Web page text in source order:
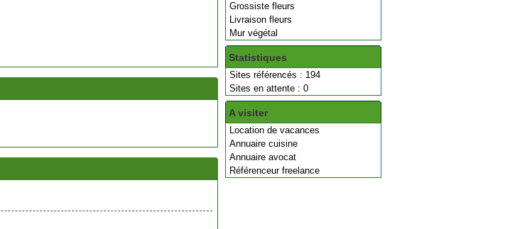
Grossiste fleurs
Livraison fleurs
Mur végétal
Statistiques
Sites référencés : 194
Sites en attente : 0
A visiter
Location de vacances
Annuaire cuisine
Annuaire avocat
Référenceur freelance